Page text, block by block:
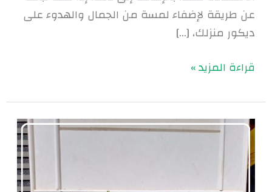
عن طريقة لإضفاء لمسة من الجمال والهدوء على
ديكور منزلك، […]
قراءة المزيد »
اشجار
الزينة
الخارجية
بالرياض